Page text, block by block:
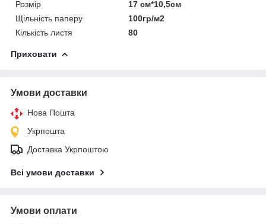
Розмір
17 см*10,5см
Щільність паперу
100гр/м2
Кількість листя
80
Приховати
Умови доставки
Нова Пошта
Укрпошта
Доставка Укрпоштою
Всі умови доставки
Умови оплати